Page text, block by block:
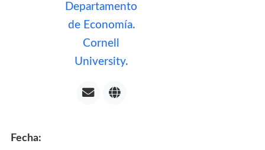
Departamento
de Economía.
Cornell
University.
Fecha: